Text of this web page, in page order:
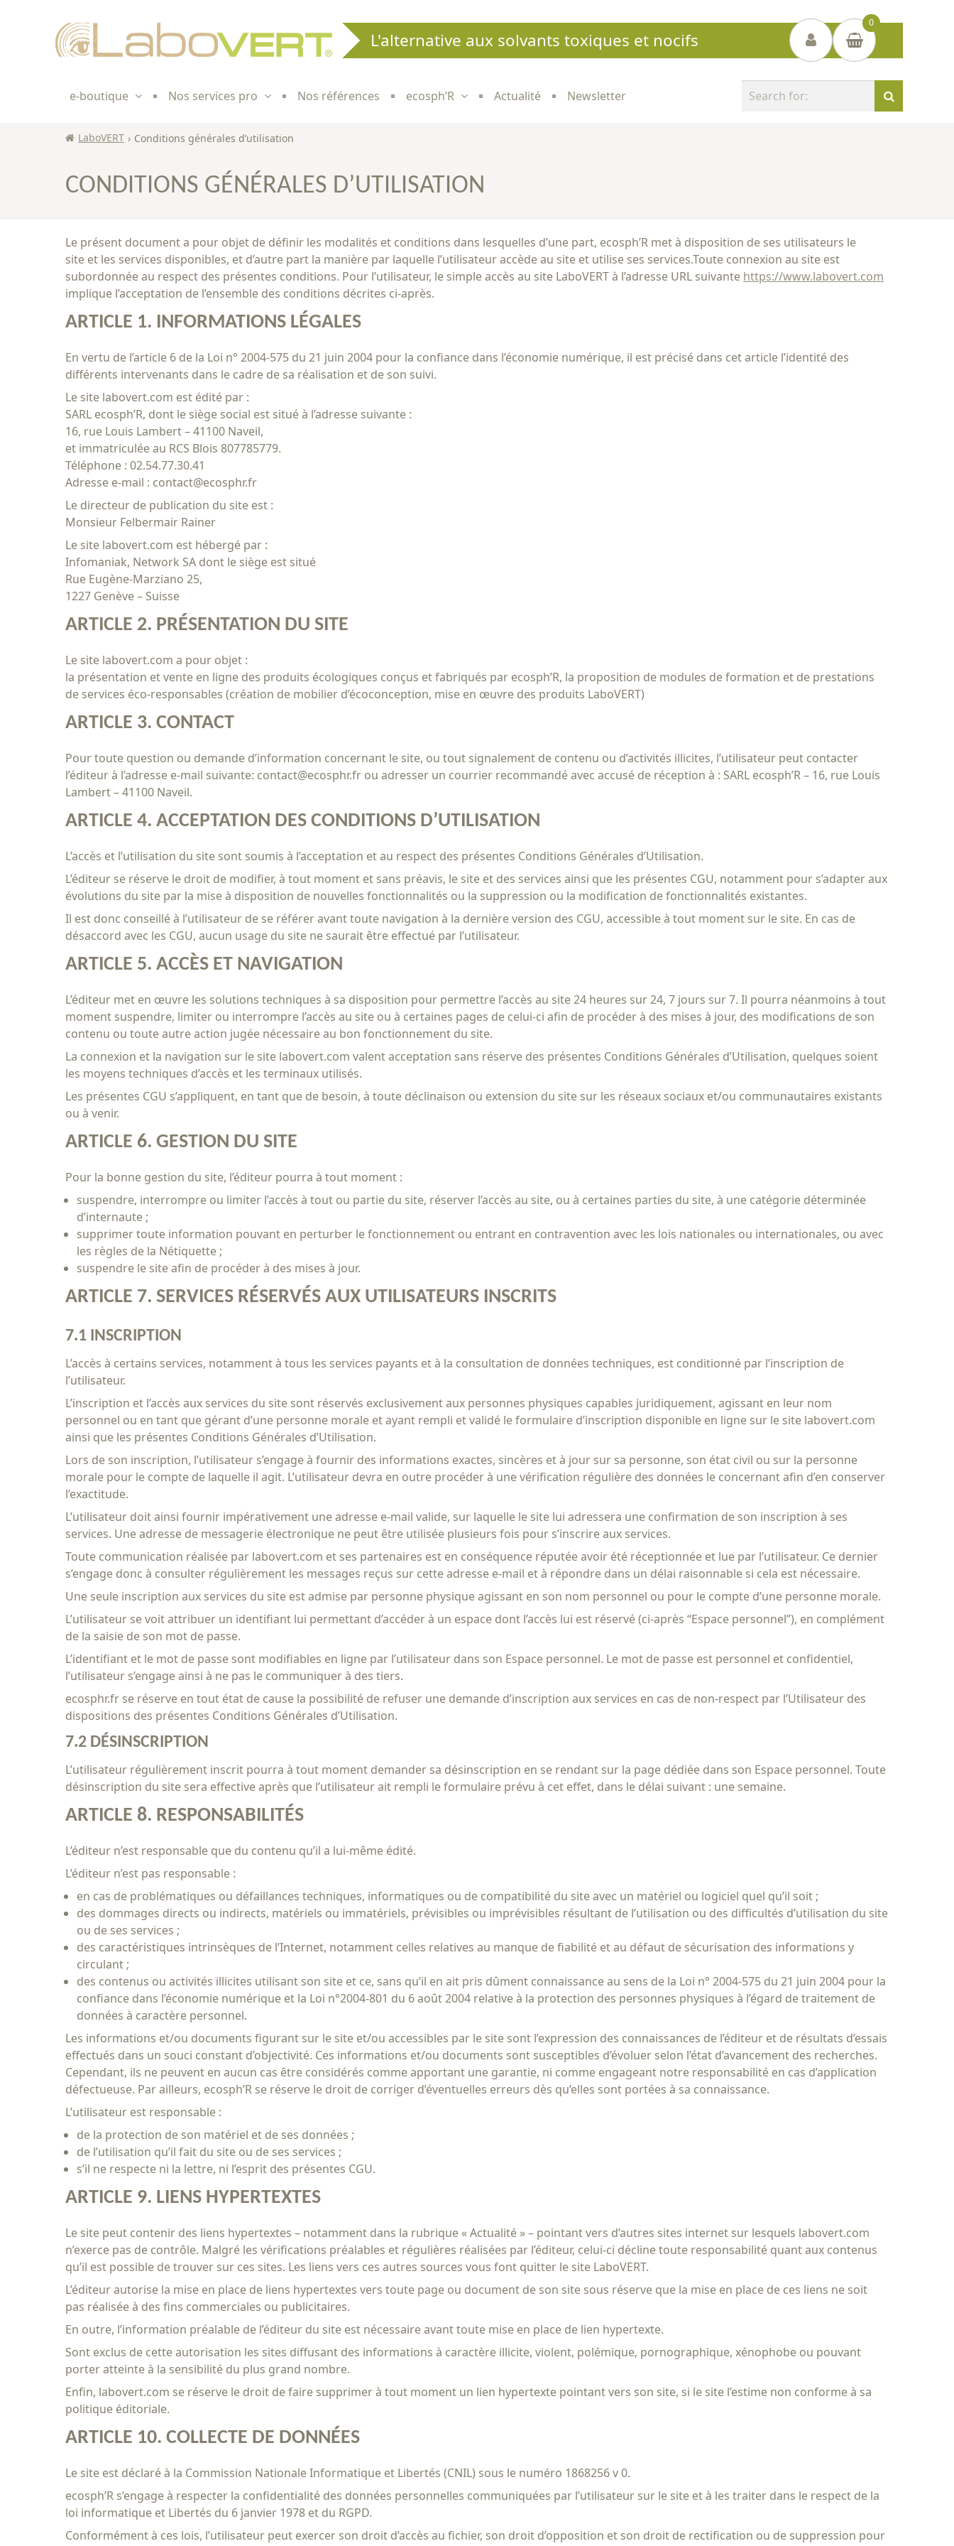
Skip to
content
L'alternative aux solvants toxiques et nocifs
My
0
e-boutique
Nos services pro Nos références ecosph’R Actualité Newsletter
s
s
i
LaboVERT › Conditions générales d’utilisation
CONDITIONS GÉNÉRALES D’UTILISATION
Le présent document a pour objet de définir les modalités et conditions dans lesquelles d’une part, ecosph’R met à disposition de ses utilisateurs le
site et les services disponibles, et d’autre part la manière par laquelle l’utilisateur accède au site et utilise ses services.Toute connexion au site est
subordonnée au respect des présentes conditions. Pour l’utilisateur, le simple accès au site LaboVERT à l’adresse URL suivante https://www.labovert.com
implique l’acceptation de l’ensemble des conditions décrites ci-après.
ARTICLE 1. INFORMATIONS LÉGALES
En vertu de l’article 6 de la Loi n° 2004-575 du 21 juin 2004 pour la confiance dans l’économie numérique, il est précisé dans cet article l’identité des
différents intervenants dans le cadre de sa réalisation et de son suivi.
Le site labovert.com est édité par :
SARL ecosph’R, dont le siège social est situé à l’adresse suivante :
16, rue Louis Lambert – 41100 Naveil,
et immatriculée au RCS Blois 807785779.
Téléphone : 02.54.77.30.41
Adresse e-mail : contact@ecosphr.fr
Le directeur de publication du site est :
Monsieur Felbermair Rainer
Le site labovert.com est hébergé par :
Infomaniak, Network SA dont le siège est situé
Rue Eugène-Marziano 25,
1227 Genève – Suisse
ARTICLE 2. PRÉSENTATION DU SITE
Le site labovert.com a pour objet :
la présentation et vente en ligne des produits écologiques conçus et fabriqués par ecosph’R, la proposition de modules de formation et de prestations
de services éco-responsables (création de mobilier d’écoconception, mise en œuvre des produits LaboVERT)
ARTICLE 3. CONTACT
Pour toute question ou demande d’information concernant le site, ou tout signalement de contenu ou d’activités illicites, l’utilisateur peut contacter
l’éditeur à l’adresse e-mail suivante: contact@ecosphr.fr ou adresser un courrier recommandé avec accusé de réception à : SARL ecosph’R – 16, rue Louis
Lambert – 41100 Naveil.
ARTICLE 4. ACCEPTATION DES CONDITIONS D’UTILISATION
L’accès et l’utilisation du site sont soumis à l’acceptation et au respect des présentes Conditions Générales d’Utilisation.
L’éditeur se réserve le droit de modifier, à tout moment et sans préavis, le site et des services ainsi que les présentes CGU, notamment pour s’adapter aux
évolutions du site par la mise à disposition de nouvelles fonctionnalités ou la suppression ou la modification de fonctionnalités existantes.
Il est donc conseillé à l’utilisateur de se référer avant toute navigation à la dernière version des CGU, accessible à tout moment sur le site. En cas de
désaccord avec les CGU, aucun usage du site ne saurait être effectué par l’utilisateur.
ARTICLE 5. ACCÈS ET NAVIGATION
L’éditeur met en œuvre les solutions techniques à sa disposition pour permettre l’accès au site 24 heures sur 24, 7 jours sur 7. Il pourra néanmoins à tout
moment suspendre, limiter ou interrompre l’accès au site ou à certaines pages de celui-ci afin de procéder à des mises à jour, des modifications de son
contenu ou toute autre action jugée nécessaire au bon fonctionnement du site.
La connexion et la navigation sur le site labovert.com valent acceptation sans réserve des présentes Conditions Générales d’Utilisation, quelques soient
les moyens techniques d’accès et les terminaux utilisés.
Les présentes CGU s’appliquent, en tant que de besoin, à toute déclinaison ou extension du site sur les réseaux sociaux et/ou communautaires existants
ou à venir.
ARTICLE 6. GESTION DU SITE
Pour la bonne gestion du site, l’éditeur pourra à tout moment :
suspendre, interrompre ou limiter l’accès à tout ou partie du site, réserver l’accès au site, ou à certaines parties du site, à une catégorie déterminée
d’internaute ;
supprimer toute information pouvant en perturber le fonctionnement ou entrant en contravention avec les lois nationales ou internationales, ou avec
les règles de la Nétiquette ;
suspendre le site afin de procéder à des mises à jour.
ARTICLE 7. SERVICES RÉSERVÉS AUX UTILISATEURS INSCRITS
7.1 INSCRIPTION
L’accès à certains services, notamment à tous les services payants et à la consultation de données techniques, est conditionné par l’inscription de
l’utilisateur.
L’inscription et l’accès aux services du site sont réservés exclusivement aux personnes physiques capables juridiquement, agissant en leur nom
personnel ou en tant que gérant d’une personne morale et ayant rempli et validé le formulaire d’inscription disponible en ligne sur le site labovert.com
ainsi que les présentes Conditions Générales d’Utilisation.
Lors de son inscription, l’utilisateur s’engage à fournir des informations exactes, sincères et à jour sur sa personne, son état civil ou sur la personne
morale pour le compte de laquelle il agit. L’utilisateur devra en outre procéder à une vérification régulière des données le concernant afin d’en conserver
l’exactitude.
L’utilisateur doit ainsi fournir impérativement une adresse e-mail valide, sur laquelle le site lui adressera une confirmation de son inscription à ses
services. Une adresse de messagerie électronique ne peut être utilisée plusieurs fois pour s’inscrire aux services.
Toute communication réalisée par labovert.com et ses partenaires est en conséquence réputée avoir été réceptionnée et lue par l’utilisateur. Ce dernier
s’engage donc à consulter régulièrement les messages reçus sur cette adresse e-mail et à répondre dans un délai raisonnable si cela est nécessaire.
Une seule inscription aux services du site est admise par personne physique agissant en son nom personnel ou pour le compte d’une personne morale.
L’utilisateur se voit attribuer un identifiant lui permettant d’accéder à un espace dont l’accès lui est réservé (ci-après “Espace personnel”), en complément
de la saisie de son mot de passe.
L’identifiant et le mot de passe sont modifiables en ligne par l’utilisateur dans son Espace personnel. Le mot de passe est personnel et confidentiel,
l’utilisateur s’engage ainsi à ne pas le communiquer à des tiers.
ecosphr.fr se réserve en tout état de cause la possibilité de refuser une demande d’inscription aux services en cas de non-respect par l’Utilisateur des
dispositions des présentes Conditions Générales d’Utilisation.
7.2 DÉSINSCRIPTION
L’utilisateur régulièrement inscrit pourra à tout moment demander sa désinscription en se rendant sur la page dédiée dans son Espace personnel. Toute
désinscription du site sera effective après que l’utilisateur ait rempli le formulaire prévu à cet effet, dans le délai suivant : une semaine.
ARTICLE 8. RESPONSABILITÉS
L’éditeur n’est responsable que du contenu qu’il a lui-même édité.
L’éditeur n’est pas responsable :
en cas de problématiques ou défaillances techniques, informatiques ou de compatibilité du site avec un matériel ou logiciel quel qu’il soit ;
des dommages directs ou indirects, matériels ou immatériels, prévisibles ou imprévisibles résultant de l’utilisation ou des difficultés d’utilisation du site
ou de ses services ;
des caractéristiques intrinsèques de l’Internet, notamment celles relatives au manque de fiabilité et au défaut de sécurisation des informations y
circulant ;
des contenus ou activités illicites utilisant son site et ce, sans qu’il en ait pris dûment connaissance au sens de la Loi n° 2004-575 du 21 juin 2004 pour la
confiance dans l’économie numérique et la Loi n°2004-801 du 6 août 2004 relative à la protection des personnes physiques à l’égard de traitement de
données à caractère personnel.
Les informations et/ou documents figurant sur le site et/ou accessibles par le site sont l’expression des connaissances de l’éditeur et de résultats d’essais
effectués dans un souci constant d’objectivité. Ces informations et/ou documents sont susceptibles d’évoluer selon l’état d’avancement des recherches.
Cependant, ils ne peuvent en aucun cas être considérés comme apportant une garantie, ni comme engageant notre responsabilité en cas d’application
défectueuse. Par ailleurs, ecosph’R se réserve le droit de corriger d’éventuelles erreurs dès qu’elles sont portées à sa connaissance.
L’utilisateur est responsable :
de la protection de son matériel et de ses données ;
de l’utilisation qu’il fait du site ou de ses services ;
s’il ne respecte ni la lettre, ni l’esprit des présentes CGU.
ARTICLE 9. LIENS HYPERTEXTES
Le site peut contenir des liens hypertextes – notamment dans la rubrique « Actualité » – pointant vers d’autres sites internet sur lesquels labovert.com
n’exerce pas de contrôle. Malgré les vérifications préalables et régulières réalisées par l’éditeur, celui-ci décline toute responsabilité quant aux contenus
qu’il est possible de trouver sur ces sites. Les liens vers ces autres sources vous font quitter le site LaboVERT.
L’éditeur autorise la mise en place de liens hypertextes vers toute page ou document de son site sous réserve que la mise en place de ces liens ne soit
pas réalisée à des fins commerciales ou publicitaires.
En outre, l’information préalable de l’éditeur du site est nécessaire avant toute mise en place de lien hypertexte.
Sont exclus de cette autorisation les sites diffusant des informations à caractère illicite, violent, polémique, pornographique, xénophobe ou pouvant
porter atteinte à la sensibilité du plus grand nombre.
Enfin, labovert.com se réserve le droit de faire supprimer à tout moment un lien hypertexte pointant vers son site, si le site l’estime non conforme à sa
politique éditoriale.
ARTICLE 10. COLLECTE DE DONNÉES
Le site est déclaré à la Commission Nationale Informatique et Libertés (CNIL) sous le numéro 1868256 v 0.
ecosph’R s’engage à respecter la confidentialité des données personnelles communiquées par l’utilisateur sur le site et à les traiter dans le respect de la
loi informatique et Libertés du 6 janvier 1978 et du RGPD.
Conformément à ces lois, l’utilisateur peut exercer son droit d’accès au fichier, son droit d’opposition et son droit de rectification ou de suppression pour